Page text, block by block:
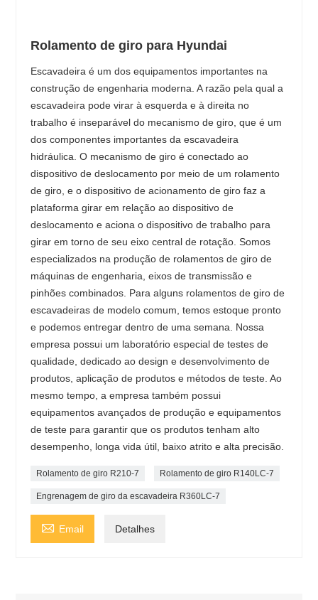
Rolamento de giro para Hyundai
Escavadeira é um dos equipamentos importantes na
construção de engenharia moderna. A razão pela qual a
escavadeira pode virar à esquerda e à direita no
trabalho é inseparável do mecanismo de giro, que é um
dos componentes importantes da escavadeira
hidráulica. O mecanismo de giro é conectado ao
dispositivo de deslocamento por meio de um rolamento
de giro, e o dispositivo de acionamento de giro faz a
plataforma girar em relação ao dispositivo de
deslocamento e aciona o dispositivo de trabalho para
girar em torno de seu eixo central de rotação. Somos
especializados na produção de rolamentos de giro de
máquinas de engenharia, eixos de transmissão e
pinhões combinados. Para alguns rolamentos de giro de
escavadeiras de modelo comum, temos estoque pronto
e podemos entregar dentro de uma semana. Nossa
empresa possui um laboratório especial de testes de
qualidade, dedicado ao design e desenvolvimento de
produtos, aplicação de produtos e métodos de teste. Ao
mesmo tempo, a empresa também possui
equipamentos avançados de produção e equipamentos
de teste para garantir que os produtos tenham alto
desempenho, longa vida útil, baixo atrito e alta precisão.
Rolamento de giro R210-7 Rolamento de giro R140LC-7
Engrenagem de giro da escavadeira R360LC-7
 Email Detalhes